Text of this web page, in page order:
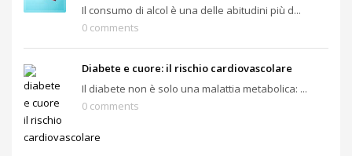
Il consumo di alcol è una delle abitudini più d...
0 comments
Diabete e cuore: il rischio cardiovascolare
Il diabete non è solo una malattia metabolica: ...
0 comments